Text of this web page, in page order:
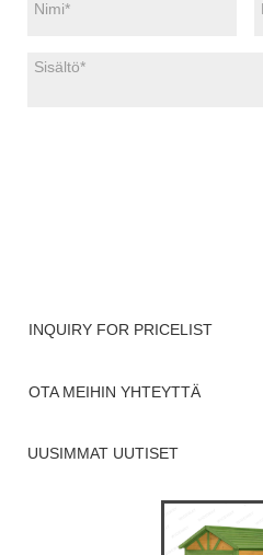
INQUIRY FOR PRICELIST
OTA MEIHIN YHTEYTTÄ
UUSIMMAT UUTISET